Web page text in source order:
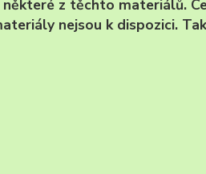
z těchto materiálů.
nejsou k dispozici.